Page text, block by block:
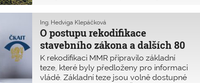
Pokračování bude uveřejněno v dalším
vydání.
O postupu rekodifikace
stavebního zákona a dalších 80
předpisů
Ing. Hedviga Klepáčková
K rekodifikaci MMR připravilo základní
teze, které byly předloženy pro informaci
vládě. Základní teze jsou volně dostupné